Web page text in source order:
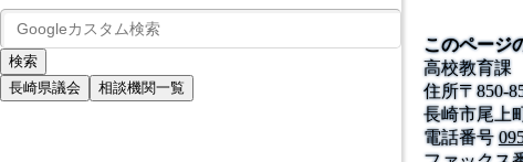
長崎県議会 相談機関一覧
このページ
高校教育課
住所〒850-
長崎市尾上
電話番号